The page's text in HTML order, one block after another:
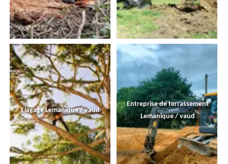
Elagage Lemanique / vaud
Entreprise de terrassement
Lemanique / vaud